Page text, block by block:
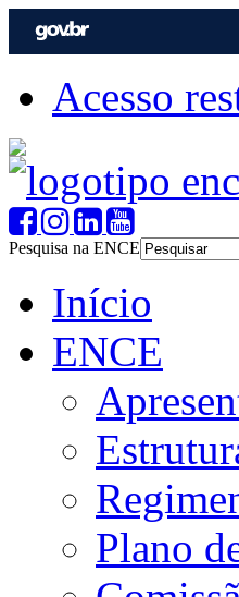
Acesso
Pesquisa na ENCE
Início
ENCE
Plano